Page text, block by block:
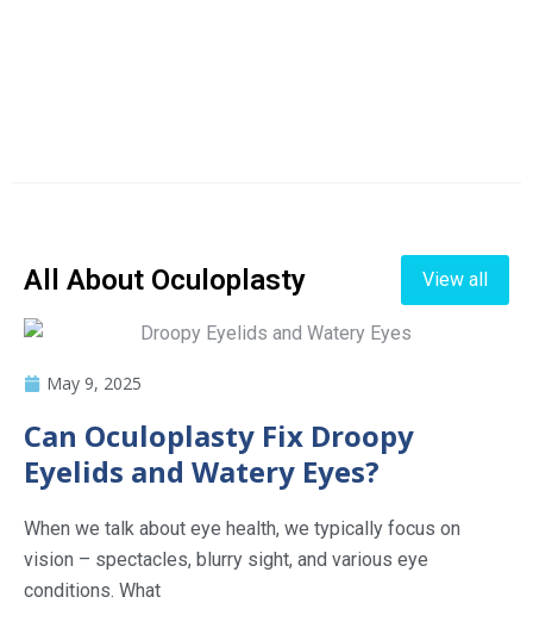
All About Oculoplasty View all
May 9, 2025
Can Oculoplasty Fix Droopy
Eyelids and Watery Eyes?
When we talk about eye health, we typically focus on
vision – spectacles, blurry sight, and various eye
conditions. What